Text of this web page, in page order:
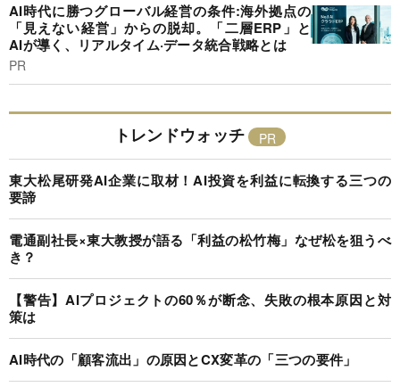
AI時代に勝つグローバル経営の条件:海外拠点の
「見えない経営」からの脱却。「二層ERP」と
AIが導く、リアルタイム·データ統合戦略とは
PR
トレンドウォッチ
東大松尾研発AI企業に取材！AI投資を利益に転換する三つの
要諦
電通副社長×東大教授が語る「利益の松竹梅」なぜ松を狙うべ
き？
【警告】AIプロジェクトの60％が断念、失敗の根本原因と対
策は
AI時代の「顧客流出」の原因とCX変革の「三つの要件」